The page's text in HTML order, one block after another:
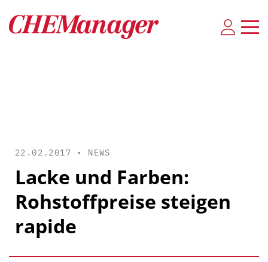
22.02.2017 • NEWS
Lacke und Farben:
Rohstoffpreise steigen
rapide